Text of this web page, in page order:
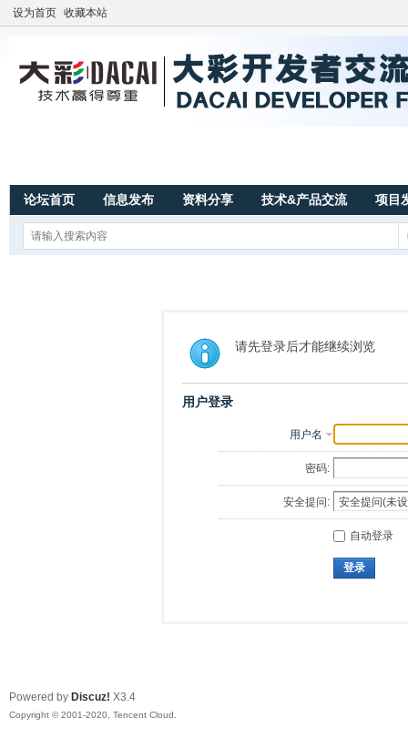
设为首页 收藏本站
论坛首页 信息发布 资料分享 技术&产品交流 项目
请先登录后才能继续浏览
用户登录
用户名
密码:
安全提问:
自动登录
登录
Powered by Discuz! X3.4
Copyright © 2001-2020, Tencent Cloud.